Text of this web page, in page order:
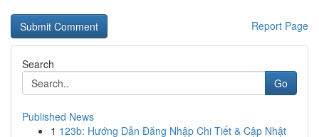
Report Page
Search
Go
Published News
1 123b: Hướng Dẫn Đăng Nhập Chi Tiết & Cập Nhật